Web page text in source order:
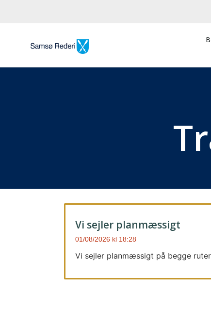
Vi sejler planmæssigt
01/08/2026 18:28
Vi sejler planmæssigt på begge ruter